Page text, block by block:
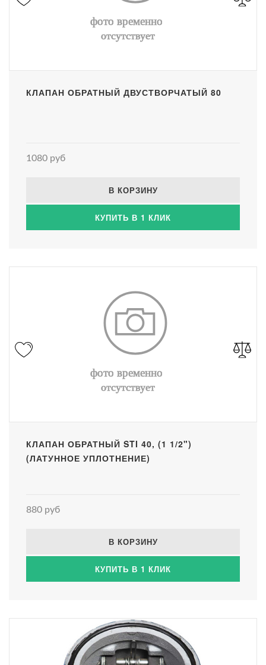
КЛАПАН ОБРАТНЫЙ ДВУСТВОРЧАТЫЙ 80
1080 руб
В КОРЗИНУ
КУПИТЬ В 1 КЛИК
КЛАПАН ОБРАТНЫЙ STI 40, (1 1/2")
(ЛАТУННОЕ УПЛОТНЕНИЕ)
880 руб
В КОРЗИНУ
КУПИТЬ В 1 КЛИК